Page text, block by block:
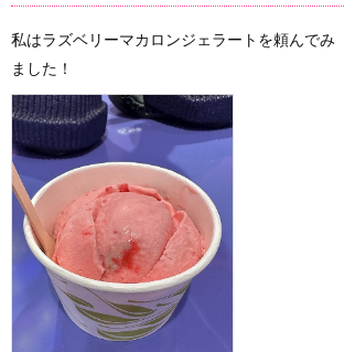
私はラズベリーマカロンジェラートを頼んでみ
ました！